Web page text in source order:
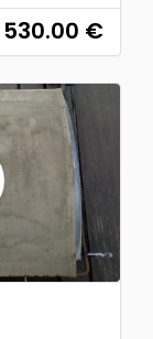
530.00 €